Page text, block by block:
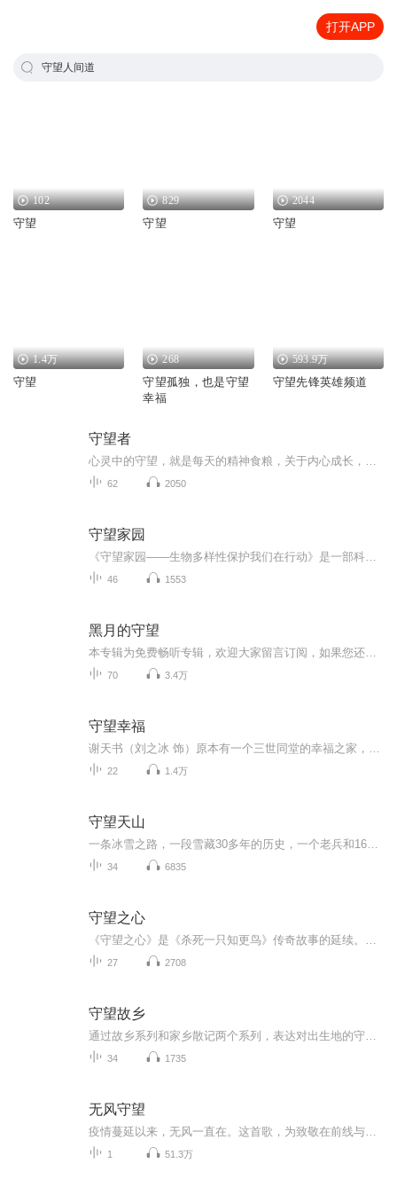
打开APP
守望人间道
102
守望
829
守望
2044
守望
1.4万
守望
268
守望孤独，也是守望
幸福
593.9万
守望先锋英雄频道
守望者
62 2050
守望家园
46 1553
黑月的守望
70 3.4万
守望幸福
22 1.4万
守望天山
34 6835
守望之心
27 2708
守望故乡
34 1735
无风守望
1 51.3万